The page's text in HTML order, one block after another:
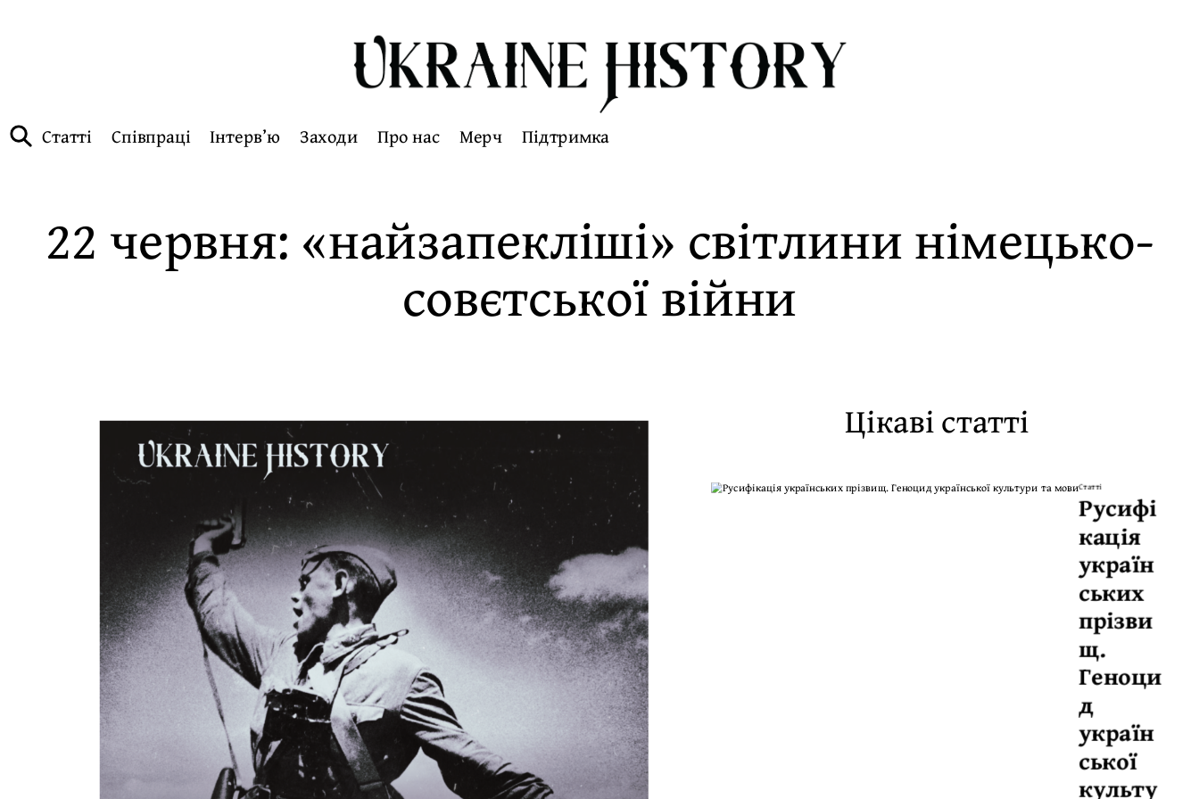
Статті Співпраці Інтерв’ю Заходи Про нас Мерч Підтримка
22 червня: «найзапекліші» світлини німецько-
совєтської війни
Цікаві статті
Статті
Русифі
кація
україн
ських
прізви
щ.
Геноци
д
україн
ської
культу